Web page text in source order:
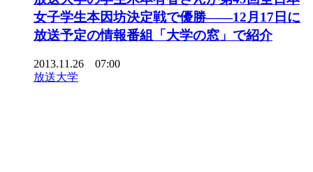
女子学生本因坊決定戦で優勝――12月17日に
放送予定の情報番組「大学の窓」で紹介
2013.11.26 07:00
放送大学